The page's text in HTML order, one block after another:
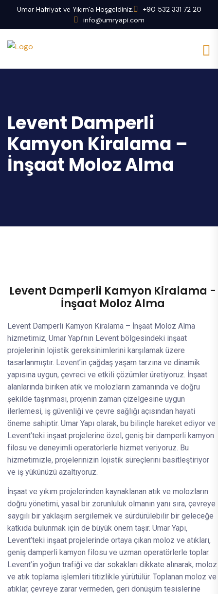
Umar Hafriyat ve Yıkım'a Hoşgeldiniz.
+90 532 331 72 20
info@umryapi.com
Levent Damperli
Kamyon Kiralama –
İnşaat Moloz Alma
Levent Damperli Kamyon Kiralama -
İnşaat Moloz Alma
Levent Damperli Kamyon Kiralama – İnşaat Moloz Alma
hizmetimiz, Umar Yapı’nın Levent bölgesindeki inşaat
projelerinin lojistik gereksinimlerini karşılamak üzere
tasarlanmıştır. Levent’in çağdaş yaşam tarzına ve dinamik
yapısına uygun, çevreci ve etkili çözümler üretiyoruz. İnşaat
alanlarında biriken atık ve molozların zamanında ve doğru
şekilde taşınması, projenin zaman çizelgesine uygun
ilerlemesi, iş güvenliği ve çevre sağlığı açısından hayati
öneme sahiptir. Umar Yapı olarak, bu bilinçle hareket ediyor ve
Levent’teki inşaat projelerine özel, geniş bir damperli kamyon
filosu ve deneyimli operatörlerle hizmet veriyoruz. Bu
hizmetimizle, projelerinizin lojistik süreçlerini basitleştiriyor
ve iş yükünüzü azaltıyoruz.
İnşaat ve yıkım projelerinden kaynaklanan atık ve molozların
doğru yönetimi, yasal bir zorunluluk olmanın yanı sıra, çevreye
saygılı bir yaklaşım sergilemek ve sürdürülebilir bir geleceğe
katkıda bulunmak için de büyük önem taşır. Umar Yapı,
Levent’teki inşaat projelerinde ortaya çıkan moloz ve atıkları,
geniş damperli kamyon filosu ve uzman operatörlerle toplar.
Levent’in yoğun trafiği ve dar sokakları dikkate alınarak, moloz
ve atık toplama işlemleri titizlikle yürütülür. Toplanan moloz ve
atıklar, çevreye zarar vermeden, geri dönüşüm tesislerine